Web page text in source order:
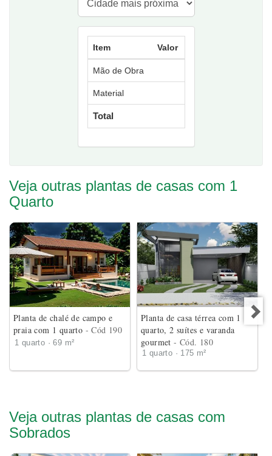
Item Valor
Mão de Obra
Material
Total
Veja outras plantas de casas com 1
Quarto
Planta de chalé de campo e
praia com 1 quarto - Cód 190
1 quarto · 69 m²
Planta de casa térrea com 1
quarto, 2 suítes e varanda
gourmet- Cód. 180
1 quarto · 175 m²
Veja outras plantas de casas com
Sobrados